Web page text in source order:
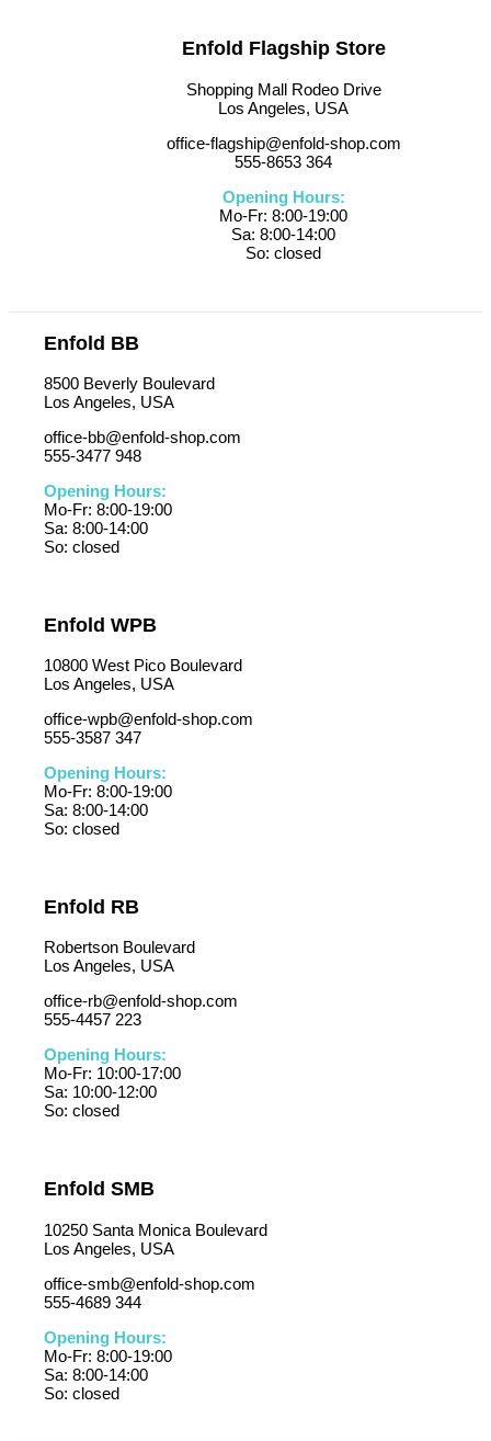
Enfold Flagship Store
Shopping Mall Rodeo Drive
Los Angeles, USA
office-flagship@enfold-shop.com
555-8653 364
Opening Hours:
Mo-Fr: 8:00-19:00
Sa: 8:00-14:00
So: closed
Enfold BB
8500 Beverly Boulevard
Los Angeles, USA
office-bb@enfold-shop.com
555-3477 948
Opening Hours:
Mo-Fr: 8:00-19:00
Sa: 8:00-14:00
So: closed
Enfold WPB
10800 West Pico Boulevard
Los Angeles, USA
office-wpb@enfold-shop.com
555-3587 347
Opening Hours:
Mo-Fr: 8:00-19:00
Sa: 8:00-14:00
So: closed
Enfold RB
Robertson Boulevard
Los Angeles, USA
office-rb@enfold-shop.com
555-4457 223
Opening Hours:
Mo-Fr: 10:00-17:00
Sa: 10:00-12:00
So: closed
Enfold SMB
10250 Santa Monica Boulevard
Los Angeles, USA
office-smb@enfold-shop.com
555-4689 344
Opening Hours:
Mo-Fr: 8:00-19:00
Sa: 8:00-14:00
So: closed